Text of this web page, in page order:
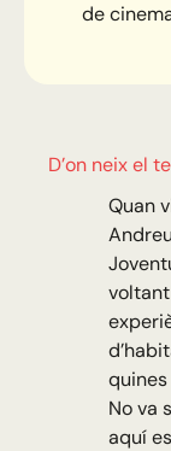
de
D’on neix el
Quan
quines
No va
aquí